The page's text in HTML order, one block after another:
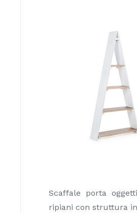
Scaffale porta
ripiani con struttura